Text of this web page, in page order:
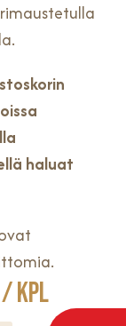
haluat
/ Kpl